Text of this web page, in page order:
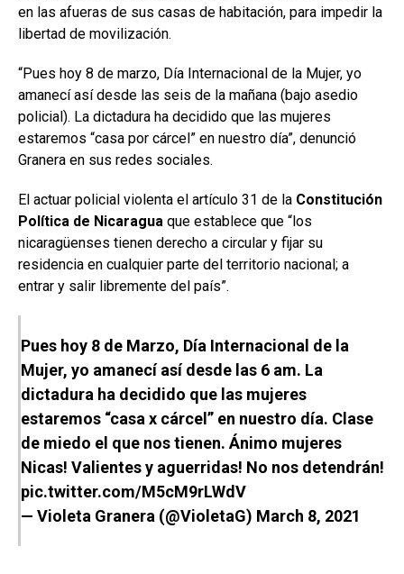
en las afueras de sus casas de habitación, para impedir la
libertad de movilización.
“Pues hoy 8 de marzo, Día Internacional de la Mujer, yo
amanecí así desde las seis de la mañana (bajo asedio
policial). La dictadura ha decidido que las mujeres
estaremos “casa por cárcel” en nuestro día”, denunció
Granera en sus redes sociales.
El actuar policial violenta el artículo 31 de la Constitución
Política de Nicaragua que establece que “los
nicaragüenses tienen derecho a circular y fijar su
residencia en cualquier parte del territorio nacional; a
entrar y salir libremente del país”.
Pues hoy 8 de Marzo, Día Internacional de la
Mujer, yo amanecí así desde las 6 am. La
dictadura ha decidido que las mujeres
estaremos “casa x cárcel” en nuestro día. Clase
de miedo el que nos tienen. Ánimo mujeres
Nicas! Valientes y aguerridas! No nos detendrán!
pic.twitter.com/M5cM9rLWdV
— Violeta Granera (@VioletaG) March 8, 2021